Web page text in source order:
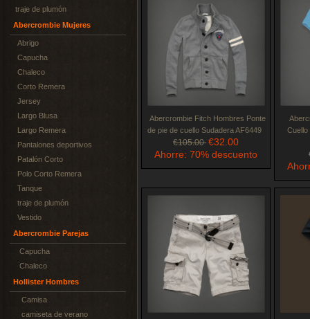
traje de plumón
Abercrombie Mujeres
Abrigo
Capucha
Chaleco
Corto Remera
Jersey
Largo Blusa
Largo Remera
Pantalones deportivos
Patalón Corto
Polo Corto Remera
Tanque
traje de plumón
Vestido
Abercrombie Parejas
Capucha
Chaleco
Hollister Hombres
Camisa
camiseta de verano
Abercrombie Fitch Hombres Ponte
de pie de cuello Sudadera AF6449
€105.00 €32.00
Ahorre: 70% descuento